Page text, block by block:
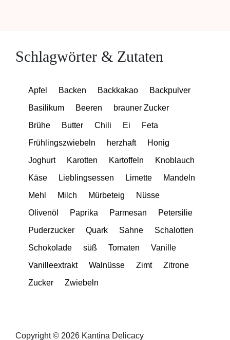
Schlagwörter & Zutaten
Apfel Backen Backkakao
Backpulver
Basilikum
Beeren
brauner Zucker
Brühe
Butter Chili Ei
Feta
Frühlingszwiebeln
herzhaft
Honig
Joghurt
Karotten Kartoffeln
Knoblauch
Käse
Lieblingsessen Limette
Mandeln
Mehl
Milch Mürbeteig
Nüsse
Olivenöl
Paprika Parmesan
Petersilie
Puderzucker
Quark Sahne
Schalotten
Schokolade
süß Tomaten
Vanille
Vanilleextrakt
Walnüsse Zimt
Zitrone
Zucker
Zwiebeln
Copyright © 2026 Kantina Delicacy